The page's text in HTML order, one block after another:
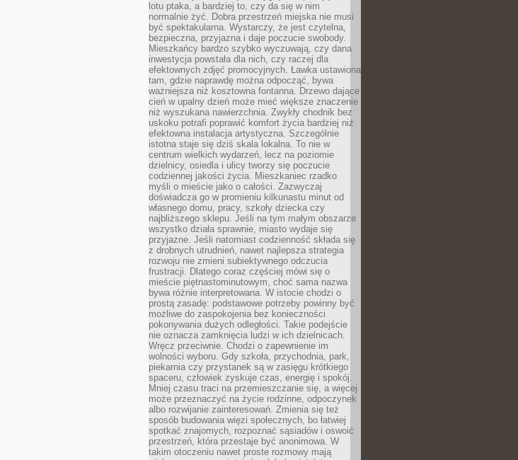
lotu ptaka, a bardziej to, czy da się w nim
normalnie żyć. Dobra przestrzeń miejska nie musi
być spektakularna. Wystarczy, że jest czytelna,
bezpieczna, przyjazna i daje poczucie swobody.
Mieszkańcy bardzo szybko wyczuwają, czy dana
inwestycja powstała dla nich, czy raczej dla
efektownych zdjęć promocyjnych. Ławka ustawiona
tam, gdzie naprawdę można odpocząć, bywa
ważniejsza niż kosztowna fontanna. Drzewo dające
cień w upalny dzień może mieć większe znaczenie
niż wyszukana nawierzchnia. Zwykły chodnik bez
uskoku potrafi poprawić komfort życia bardziej niż
efektowna instalacja artystyczna. Szczególnie
istotna staje się dziś skala lokalna. To nie w
centrum wielkich wydarzeń, lecz na poziomie
dzielnicy, osiedla i ulicy tworzy się poczucie
codziennej jakości życia. Mieszkaniec rzadko
myśli o mieście jako o całości. Zazwyczaj
doświadcza go w promieniu kilkunastu minut od
własnego domu, pracy, szkoły dziecka czy
najbliższego sklepu. Jeśli na tym małym obszarze
wszystko działa sprawnie, miasto wydaje się
przyjazne. Jeśli natomiast codzienność składa się
z drobnych utrudnień, nawet najlepsza strategia
rozwoju nie zmieni subiektywnego odczucia
frustracji. Dlatego coraz częściej mówi się o
mieście piętnastominutowym, choć sama nazwa
bywa różnie interpretowana. W istocie chodzi o
prostą zasadę: podstawowe potrzeby powinny być
możliwe do zaspokojenia bez konieczności
pokonywania dużych odległości. Takie podejście
nie oznacza zamknięcia ludzi w ich dzielnicach.
Wręcz przeciwnie. Chodzi o zapewnienie im
wolności wyboru. Gdy szkoła, przychodnia, park,
piekarnia czy przystanek są w zasięgu krótkiego
spaceru, człowiek zyskuje czas, energię i spokój.
Mniej czasu traci na przemieszczanie się, a więcej
może przeznaczyć na życie rodzinne, odpoczynek
albo rozwijanie zainteresowań. Zmienia się też
sposób budowania więzi społecznych, bo łatwiej
spotkać znajomych, rozpoznać sąsiadów i oswoić
przestrzeń, która przestaje być anonimowa. W
takim otoczeniu nawet proste rozmowy mają